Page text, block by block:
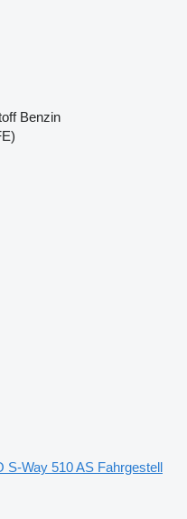
Benzin
S-Way 510 AS Fahrgestell